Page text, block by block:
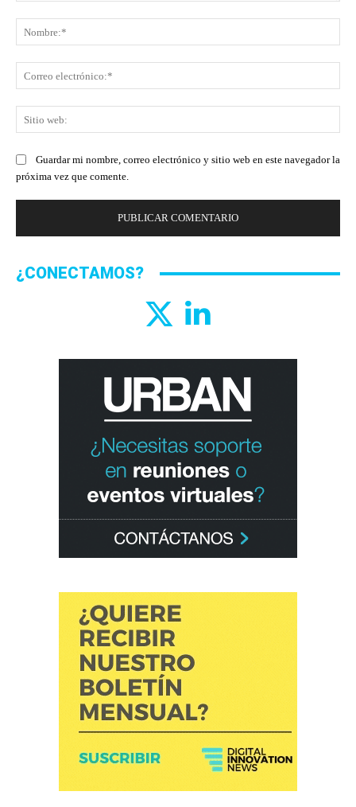
Guardar mi nombre, correo electrónico y sitio web en este navegador la
próxima vez que comente.
¿CONECTAMOS?